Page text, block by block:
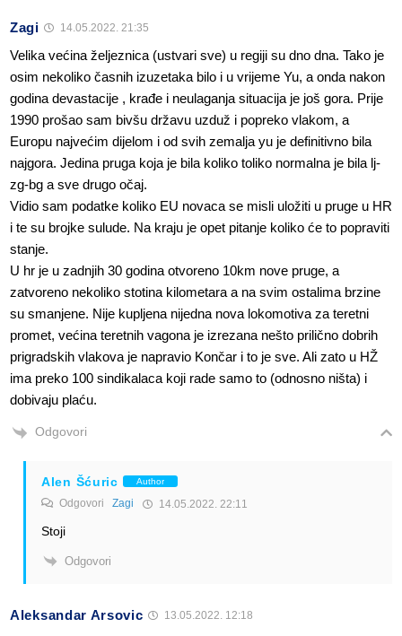
Zagi 14.05.2022. 21:35
Velika većina željeznica (ustvari sve) u regiji su dno dna. Tako je
osim nekoliko časnih izuzetaka bilo i u vrijeme Yu, a onda nakon
godina devastacije , krađe i neulaganja situacija je još gora. Prije
1990 prošao sam bivšu državu uzduž i popreko vlakom, a
Europu najvećim dijelom i od svih zemalja yu je definitivno bila
najgora. Jedina pruga koja je bila koliko toliko normalna je bila lj-
zg-bg a sve drugo očaj.
Vidio sam podatke koliko EU novaca se misli uložiti u pruge u HR
i te su brojke sulude. Na kraju je opet pitanje koliko će to popraviti
stanje.
U hr je u zadnjih 30 godina otvoreno 10km nove pruge, a
zatvoreno nekoliko stotina kilometara a na svim ostalima brzine
su smanjene. Nije kupljena nijedna nova lokomotiva za teretni
promet, većina teretnih vagona je izrezana nešto prilično dobrih
prigradskih vlakova je napravio Končar i to je sve. Ali zato u HŽ
ima preko 100 sindikalaca koji rade samo to (odnosno ništa) i
dobivaju plaću.
Odgovori
Alen Šćuric Author
Odgovori Zagi 14.05.2022. 22:11
Stoji
Odgovori
Aleksandar Arsovic 13.05.2022. 12:18